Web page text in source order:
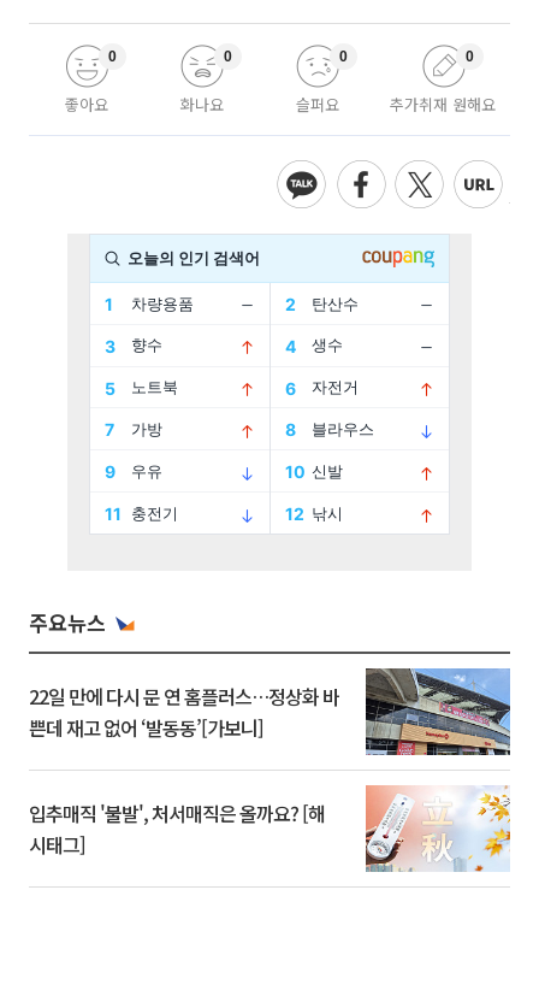
좋아요
0
화나요
0
슬퍼요
0
추가취재 원해요
0
주요뉴스
22일 만에 다시 문 연 홈플러스…정상화 바
쁜데 재고 없어 ‘발동동’[가보니]
입추매직 '불발', 처서매직은 올까요? [해
시태그]